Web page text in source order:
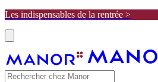
Les indispensables de la rentrée >